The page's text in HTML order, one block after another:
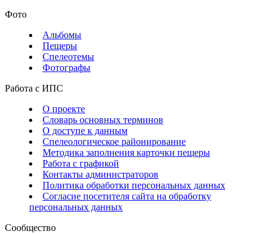
Фото
Альбомы
Пещеры
Спелеотемы
Фотографы
Работа с ИПС
О проекте
Словарь основных терминов
О доступе к данным
Спелеологическое районирование
Методика заполнения карточки пещеры
Работа с графикой
Контакты администраторов
Политика обработки персональных данных
Согласие посетителя сайта на обработку
персональных данных
Сообщество